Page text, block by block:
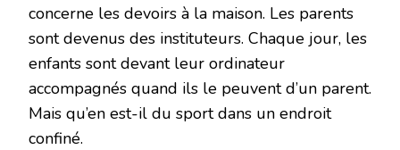
concerne les devoirs à la maison. Les parents
sont devenus des instituteurs. Chaque jour, les
enfants sont devant leur ordinateur
accompagnés quand ils le peuvent d’un parent.
Mais qu’en est-il du sport dans un endroit
confiné.